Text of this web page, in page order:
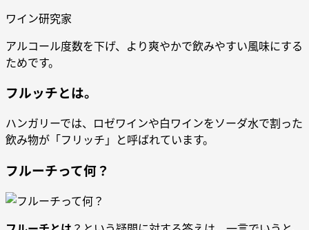
ワイン研究家
アルコール度数を下げ、より爽やかで飲みやすい風味にする
ためです。
フルッチとは。
ハンガリーでは、ロゼワインや白ワインをソーダ水で割った
飲み物が「フリッチ」と呼ばれています。
フルーチって何？